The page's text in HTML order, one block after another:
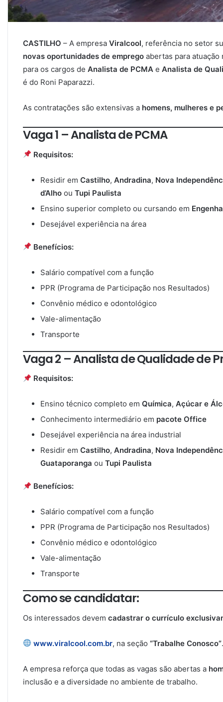
CASTILHO – A empresa Viralcool, referência no setor
novas oportunidades de emprego abertas para
para os cargos de Analista de PCMA e Analista de
é do Roni Paparazzi.
As contratações são extensivas a homens, mulheres e
Vaga 1 – Analista de PCMA
Requisitos:
Residir em Castilho, Andradina, Nova
d’Alho ou Tupi Paulista
Ensino superior completo ou cursando em
Desejável experiência na área
Benefícios:
Salário compatível com a função
PPR (Programa de Participação nos Resultados)
Convênio médico e odontológico
Vale-alimentação
Transporte
Vaga 2 – Analista de Qualidade de
Requisitos:
Ensino técnico completo em Química, Açúcar e
Conhecimento intermediário em pacote Office
Desejável experiência na área industrial
Residir em Castilho, Andradina, Nova
Guataporanga ou Tupi Paulista
Benefícios:
Salário compatível com a função
PPR (Programa de Participação nos Resultados)
Convênio médico e odontológico
Vale-alimentação
Transporte
Como se candidatar:
Os interessados devem cadastrar o currículo
www.viralcool.com.br, na seção“Trabalhe Conosco”
A empresa reforça que todas as vagas são abertas a
inclusão e a diversidade no ambiente de trabalho.